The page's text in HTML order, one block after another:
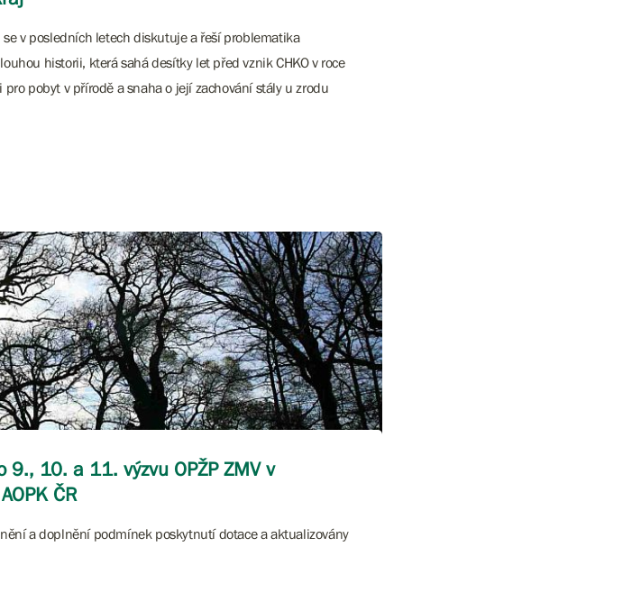
se v posledních letech diskutuje a řeší problematika
historii, která sahá desítky let před vznik CHKO v roce
pobyt v přírodě a snaha o její zachování stály u zrodu
9., 10. a 11. výzvu OPŽP ZMV v
ČR
a doplnění podmínek poskytnutí dotace a aktualizovány